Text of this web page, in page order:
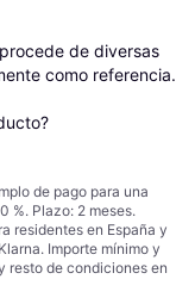
de diversas
como referencia.
de pago para una
%. Plazo: 2 meses.
residentes en España y
Importe mínimo y
resto de condiciones en